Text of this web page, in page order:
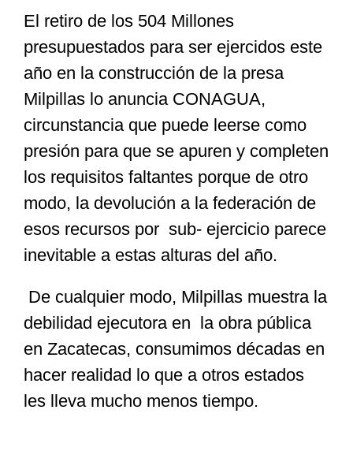
Especiales
Nacional
Opinión
Cultura
Nosotros
El retiro de los 504 Millones
presupuestados para ser ejercidos este
año en la construcción de la presa
Milpillas lo anuncia CONAGUA,
circunstancia que puede leerse como
presión para que se apuren y completen
los requisitos faltantes porque de otro
modo, la devolución a la federación de
esos recursos por sub- ejercicio parece
inevitable a estas alturas del año.
De cualquier modo, Milpillas muestra la
debilidad ejecutora en la obra pública
en Zacatecas, consumimos décadas en
hacer realidad lo que a otros estados
les lleva mucho menos tiempo.